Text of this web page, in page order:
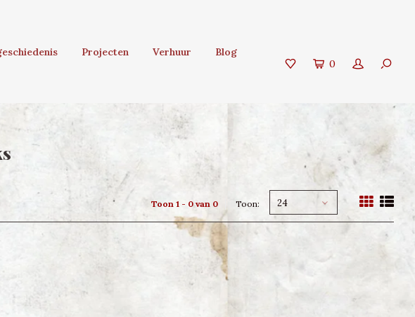
Projecten Verhuur
Blog
0
Toon 1 - 0 van 0 Toon: 24